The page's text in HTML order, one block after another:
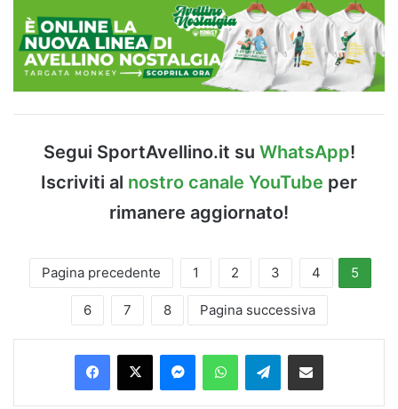
Segui SportAvellino.it su WhatsApp!
Iscriviti al nostro canale YouTube per
rimanere aggiornato!
Pagina precedente 1 2 3 4 5
6 7 8 Pagina successiva
Facebook
X MessengerWhatsAppTelegramCondividi via Email